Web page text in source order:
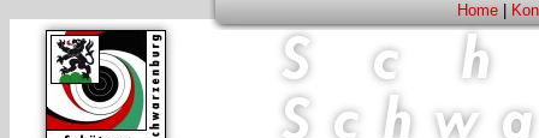
Home|